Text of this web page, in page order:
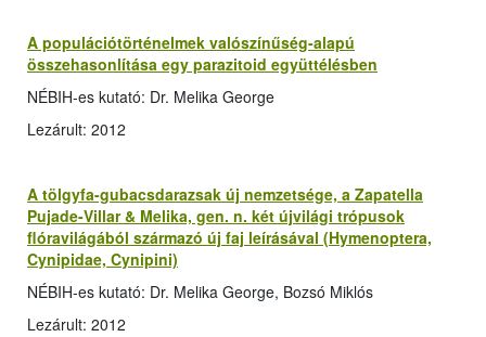
A populációtörténelmek valószínűség-alapú
összehasonlítása egy parazitoid együttélésben
NÉBIH-es kutató: Dr. Melika George
Lezárult: 2012
A tölgyfa-gubacsdarazsak új nemzetsége, a Zapatella
Pujade-Villar & Melika, gen. n. két újvilági trópusok
flóravilágából származó új faj leírásával (Hymenoptera,
Cynipidae, Cynipini)
NÉBIH-es kutató: Dr. Melika George, Bozsó Miklós
Lezárult: 2012